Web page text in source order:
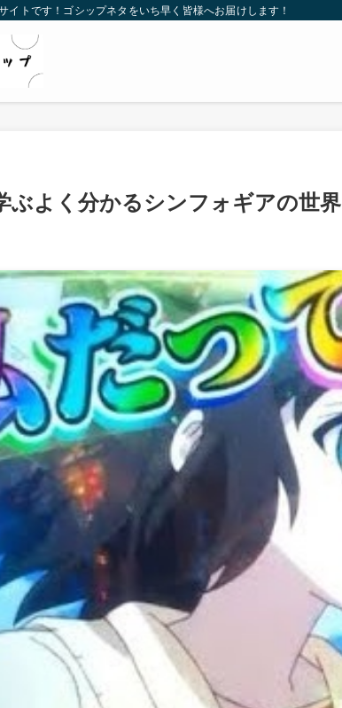
イトです！ゴシップネタをいち早く皆様へお届けします！
ぶよく分かるシンフォギアの世界